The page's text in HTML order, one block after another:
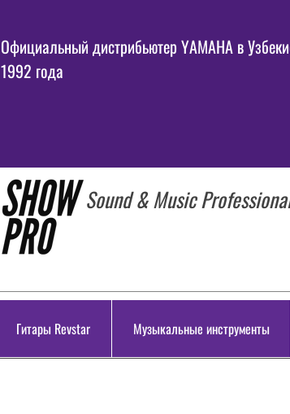
Официальный дистрибьютер YAMAHA в
1992 года
Sound & Music
Гитары Revstar Музыкальные инструменты